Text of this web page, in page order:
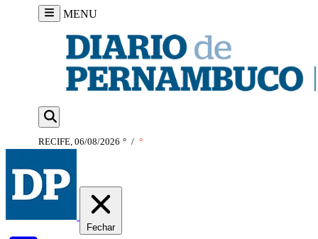
MENU
RECIFE, 06/08/2026 ° / °
Fechar